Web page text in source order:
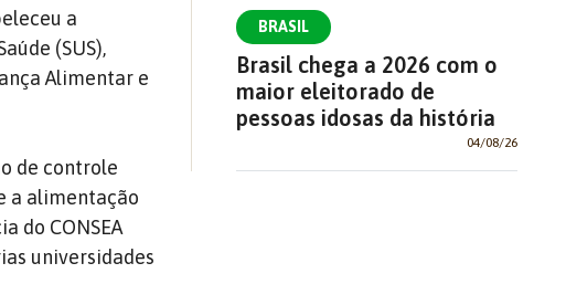
a
(SUS),
Alimentar e
de controle
a alimentação
do CONSEA
universidades
BRASIL
Brasil chega a 2026 com o
maior eleitorado de
pessoas idosas da história
04/08/26